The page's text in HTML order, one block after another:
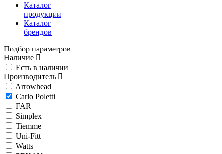
Каталог
продукции
Каталог
брендов
Подбор параметров
Наличие
Есть в наличии
Производитель
Arrowhead
Carlo Poletti
FAR
Simplex
Tiemme
Uni-Fitt
Watts